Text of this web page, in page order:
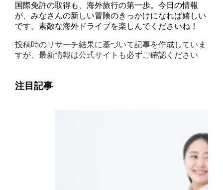
国際免許の取得も、海外旅行の第一歩。今日の情報
が、みなさんの新しい冒険のきっかけになれば嬉しい
です。素敵な海外ドライブを楽しんでくださいね！
投稿時のリサーチ結果に基づいて記事を作成していま
すが、最新情報は公式サイトも必ずご確認ください
注目記事